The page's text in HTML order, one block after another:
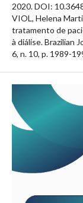
2020. DOI:
VIOL, Helena
tratamento de
à diálise. Brazilian
6, n. 10, p. 1989-